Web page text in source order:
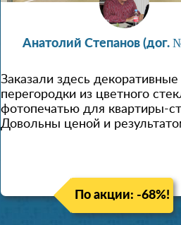
Анатолий Степанов (дог.
Заказали здесь декоративные
перегородки из цветного
фотопечатью для квартиры-
Довольны ценой и
По акции: -68%!